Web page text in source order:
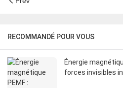
RECOMMANDÉ POUR VOUS
Énergie
forces invisibles